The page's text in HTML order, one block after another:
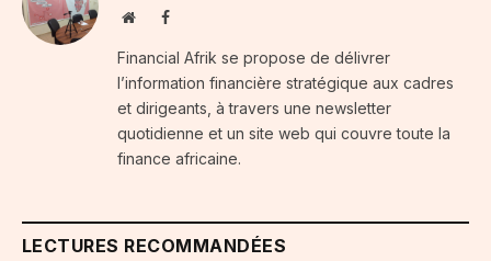
WebsiteFacebook
Financial Afrik se propose de délivrer
l’information financière stratégique aux cadres
et dirigeants, à travers une newsletter
quotidienne et un site web qui couvre toute la
finance africaine.
LECTURES RECOMMANDÉES